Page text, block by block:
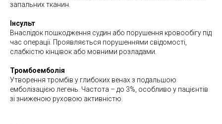
запальних тканин.
Інсульт
Внаслідок пошкодження судин або порушення кровообігу під
час операції. Проявляється порушеннями свідомості,
слабкістю кінцівок або мовними розладами.
Тромбоемболія
Утворення тромбів у глибоких венах з подальшою
емболізацією легень. Частота – до 3%, особливо у пацієнтів
зі зниженою руховою активністю.